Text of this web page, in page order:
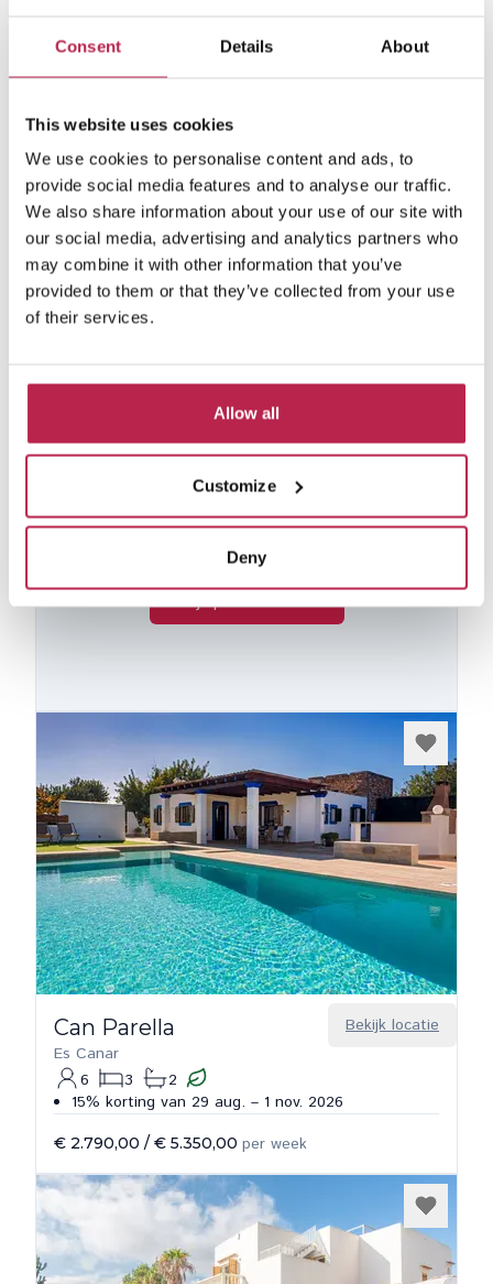
Consent Details About
This website uses cookies
We use cookies to personalise content and ads, to
provide social media features and to analyse our traffic.
We also share information about your use of our site with
our social media, advertising and analytics partners who
may combine it with other information that you’ve
provided to them or that they’ve collected from your use
of their services.
Allow all
Customize
Deny
Bekijk locatie
Typico
San Miguel
12
6 6
€ 6.300,00 / € 11.730,00 per week
Private collectie
vanaf €2750 per week
Omdat we een uitgebreide netwerk hebben
gebouwd in de laatste 10 jaar, hebben we een
plaatsen, per de eigenaars aanvraag. Als je
interesse hebt in een van deze huizen, neem
dan contact op met ons.
Bekijk private collectie
Bekijk locatie
Can Parella
Es Canar
6
3
2
15% korting van 29 aug. – 1 nov. 2026
€ 2.790,00 / € 5.350,00 per week